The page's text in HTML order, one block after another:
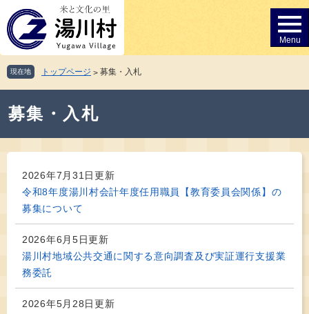
ー
ジ
先
頭
す。
ニ
ュ
を
飛
し
て
本
文
現在地 トップページ > 募集・入札
文募集・入札
2026年7月31日更新
令和8年度湯川村会計年度任用職員【教育委員会関係】の
募集について
2026年6月5日更新
湯川村地域公共交通に関する意向調査及び実証運行支援業
務委託
2026年5月28日更新